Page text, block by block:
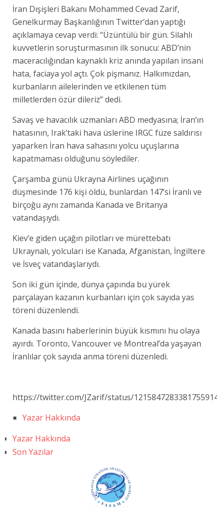
İran Dışişleri Bakanı Mohammed Cevad Zarif,
Genelkurmay Başkanlığının Twitter’dan yaptığı
açıklamaya cevap verdi: “Üzüntülü bir gün. Silahlı
kuvvetlerin soruşturmasının ilk sonucu: ABD’nin
maceracılığından kaynaklı kriz anında yapılan insani
hata, faciaya yol açtı. Çok pişmanız. Halkımızdan,
kurbanların ailelerinden ve etkilenen tüm
milletlerden özür dileriz” dedi.
Savaş ve havacılık uzmanları ABD medyasına; İran’ın
hatasının, Irak’taki hava üslerine IRGC füze saldırısı
yaparken İran hava sahasını yolcu uçuşlarına
kapatmaması olduğunu söylediler.
Çarşamba günü Ukrayna Airlines uçağının
düşmesinde 176 kişi öldü, bunlardan 147’si İranlı ve
birçoğu aynı zamanda Kanada ve Britanya
vatandaşıydı.
Kiev’e giden uçağın pilotları ve mürettebatı
Ukraynalı, yolcuları ise Kanada, Afganistan, İngiltere
ve İsveç vatandaşlarıydı.
Son iki gün içinde, dünya çapında bu yürek
parçalayan kazanın kurbanları için çok sayıda yas
töreni düzenlendi.
Kanada basını haberlerinin büyük kısmını hu olaya
ayırdı. Toronto, Vancouver ve Montreal’da yaşayan
İranlılar çok sayıda anma töreni düzenledi.
https://twitter.com/JZarif/status/1215847283381755914
Yazar Hakkında
Yazar Hakkında
Son Yazılar